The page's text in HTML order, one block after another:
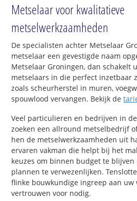
Metselaar voor kwalitatieve
metselwerkzaamheden
De specialisten achter Metselaar
metselaar een gevestigde naam
Metselaar Groningen, dan schakelt
metselaars in die perfect inzetbaar
zoals scheurherstel in muren,
spouwlood vervangen. Bekijk de
Veel particulieren en bedrijven in
zoeken een allround metselbedrijf
hen de metselwerkzaamheden uit
ervaren vakman die helpt bij het
keuzes om binnen budget te blijven
plannen te verwezenlijken.
flinke bouwkundige ingreep aan uw
vertrouwen voor nodig.